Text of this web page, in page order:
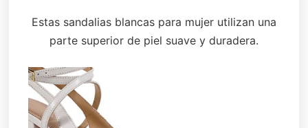
Estas sandalias blancas para mujer utilizan una
parte superior de piel suave y duradera.